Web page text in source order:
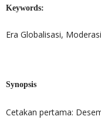
Keywords:
Era Globalisasi,
Synopsis
Cetakan pertama: